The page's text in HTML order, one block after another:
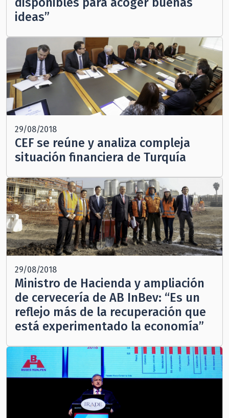
ideas”
29/08/2018
CEF se reúne y analiza compleja
situación financiera de Turquía
29/08/2018
Ministro de Hacienda y ampliación
de cervecería de AB InBev: “Es un
reflejo más de la recuperación que
está experimentado la economía”